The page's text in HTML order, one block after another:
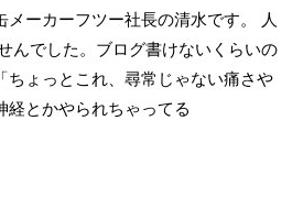
メーカーフツー社長の清水です。 人
んでした。ブログ書けないくらいの
ちょっとこれ、尋常じゃない痛さや
経とかやられちゃってる